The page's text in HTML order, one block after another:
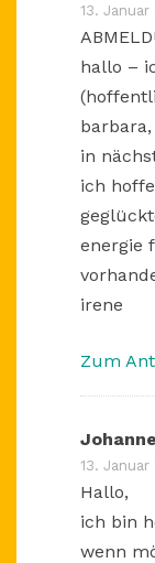
13. Januar
hallo –
in
ich
energie
irene
Zum
13. Januar
Hallo,
ich bin
wenn